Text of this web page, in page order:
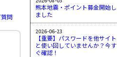
問
熊本地震・ポイント募金開始し
ました
2026-06-23
【重要】パスワードを他サイト
と使い回していませんか？今す
ぐ確認！